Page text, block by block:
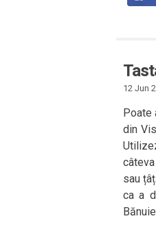
12 Jun
Poate
din
sau
ca a